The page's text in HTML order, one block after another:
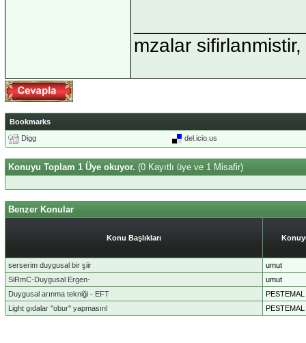
mzalar
Bookmarks
Digg
del.icio.us
Konuyu Toplam 1 Üye okuyor. (0 Kayıtlı üye ve 1 Misafir)
Benzer Konular
Konu Başlıkları
serserim duygusal bir şiir
umut
SiRmC-Duygusal Ergen-
umut
Duygusal arınma tekniği - EFT
PESTEMAL
Light gıdalar ''obur'' yapmasın!
PESTEMAL